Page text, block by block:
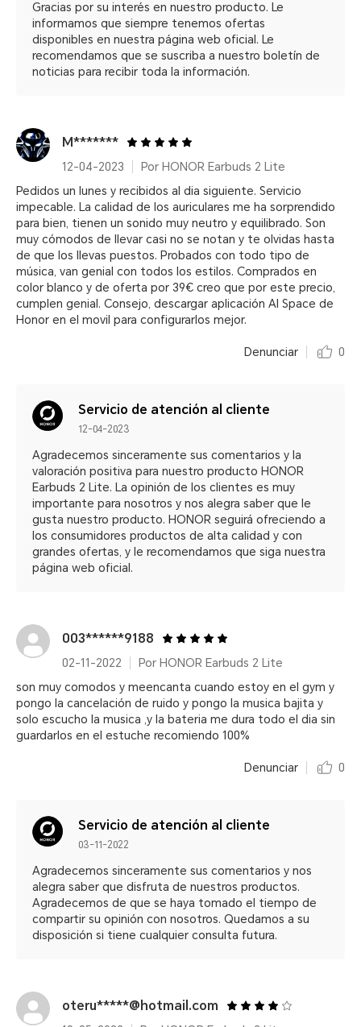
Gracias por su interés en nuestro producto. Le
informamos que siempre tenemos ofertas
disponibles en nuestra página web oficial. Le
recomendamos que se suscriba a nuestro boletín de
noticias para recibir toda la información.
M*******
12-04-2023
Por HONOR Earbuds 2 Lite
Pedidos un lunes y recibidos al dia siguiente. Servicio
impecable. La calidad de los auriculares me ha sorprendido
para bien, tienen un sonido muy neutro y equilibrado. Son
muy cómodos de llevar casi no se notan y te olvidas hasta
de que los llevas puestos. Probados con todo tipo de
música, van genial con todos los estilos. Comprados en
color blanco y de oferta por 39€ creo que por este precio,
cumplen genial. Consejo, descargar aplicación AI Space de
Honor en el movil para configurarlos mejor.
Denunciar 0
Servicio de atención al cliente
12-04-2023
Agradecemos sinceramente sus comentarios y la
valoración positiva para nuestro producto HONOR
Earbuds 2 Lite. La opinión de los clientes es muy
importante para nosotros y nos alegra saber que le
gusta nuestro producto. HONOR seguirá ofreciendo a
los consumidores productos de alta calidad y con
grandes ofertas, y le recomendamos que siga nuestra
página web oficial.
003******9188
02-11-2022
Por HONOR Earbuds 2 Lite
son muy comodos y meencanta cuando estoy en el gym y
pongo la cancelación de ruido y pongo la musica bajita y
solo escucho la musica ,y la bateria me dura todo el dia sin
guardarlos en el estuche recomiendo 100%
Denunciar 0
Servicio de atención al cliente
03-11-2022
Agradecemos sinceramente sus comentarios y nos
alegra saber que disfruta de nuestros productos.
Agradecemos de que se haya tomado el tiempo de
compartir su opinión con nosotros. Quedamos a su
disposición si tiene cualquier consulta futura.
oteru*****@hotmail.com